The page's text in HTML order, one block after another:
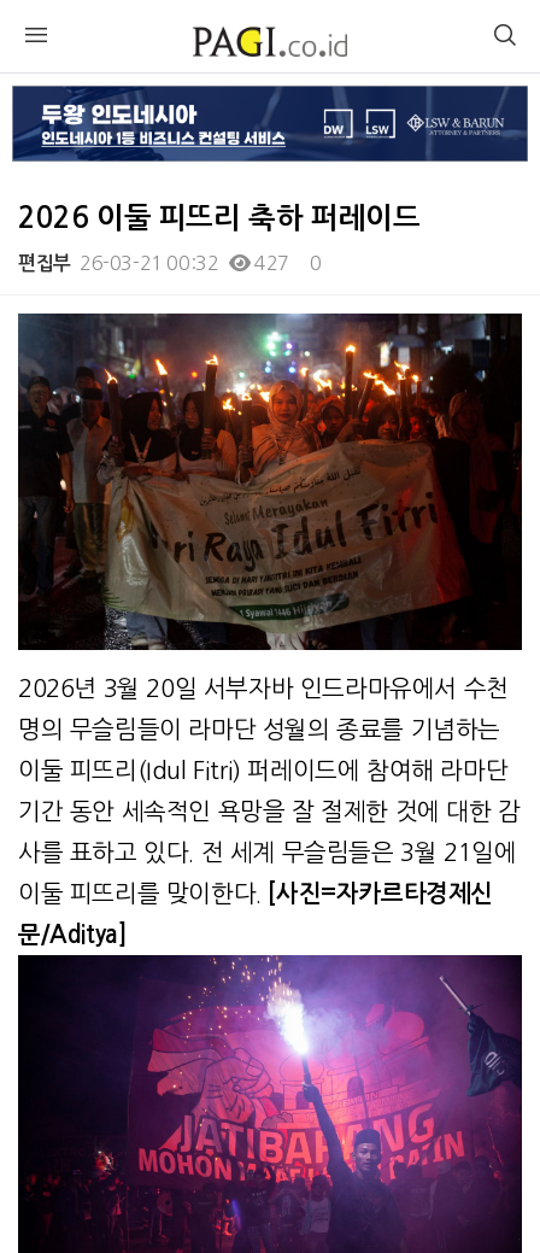
2026 이둘 피뜨리 축하 퍼레이드
편집부 26-03-21 00:32 427 0
2026년 3월 20일 서부자바 인드라마유에서 수천
명의 무슬림들이 라마단 성월의 종료를 기념하는
이둘 피뜨리(Idul Fitri) 퍼레이드에 참여해 라마단
기간 동안 세속적인 욕망을 잘 절제한 것에 대한 감
사를 표하고 있다. 전 세계 무슬림들은 3월 21일에
이둘 피뜨리를 맞이한다.
[사진=자카르타경제신
문/Aditya]